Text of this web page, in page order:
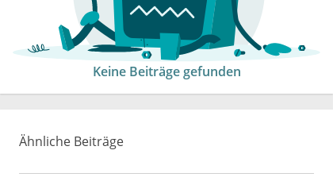
Keine Beiträge gefunden
Ähnliche Beiträge